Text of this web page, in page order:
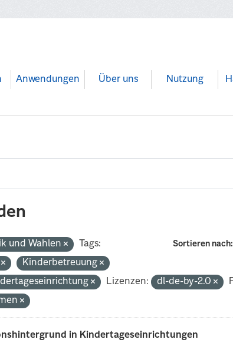
Anwendungen Über uns Nutzung
Sortieren nach
und Wahlen
Tags:
Kinderbetreuung
Lizenzen: dl-de-by-2.0
in Kindertageseinrichtungen